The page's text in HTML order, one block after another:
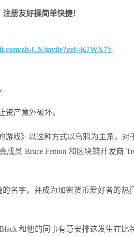
册友好操简单快捷！
zh-CN/invite?ref=K7WX7V
资产意外破坏。
戏》以这种方式以乌鸦为主角。对
员 Bruce Fenton 和区块链开发商
名字，并成为加密货币爱好者的热
和他的同事有意安排这发生在比